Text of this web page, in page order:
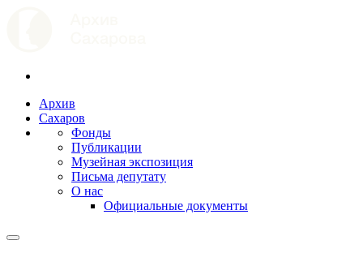
Архив
Сахаров
Фонды
Публикации
Музейная экспозиция
Письма депутату
О нас
Официальные документы